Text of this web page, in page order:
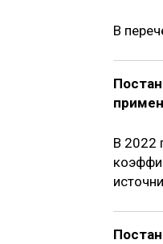
В
В 2022